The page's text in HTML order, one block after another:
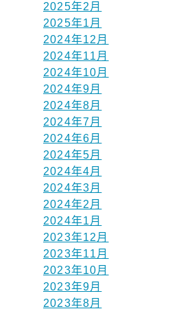
2025年2月
2025年1月
2024年12月
2024年11月
2024年10月
2024年9月
2024年8月
2024年7月
2024年6月
2024年5月
2024年4月
2024年3月
2024年2月
2024年1月
2023年12月
2023年11月
2023年10月
2023年9月
2023年8月